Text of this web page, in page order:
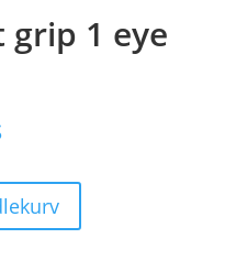
grip 1 eye